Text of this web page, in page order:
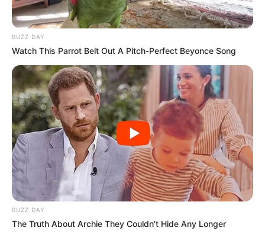
BUZZ DAY
Watch This Parrot Belt Out A Pitch-Perfect Beyonce Song
BUZZ DAY
The Truth About Archie They Couldn't Hide Any Longer